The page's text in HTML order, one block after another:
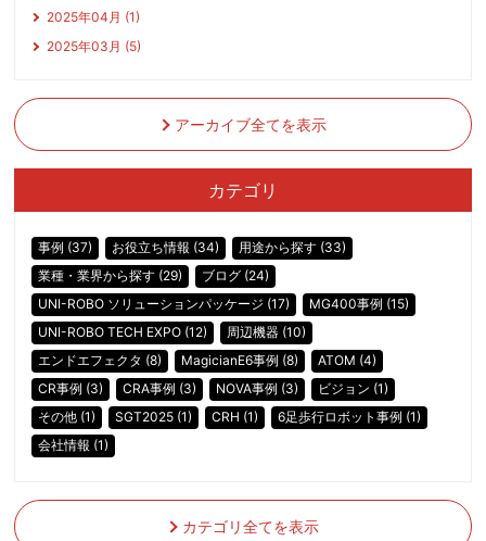
2025年04月 (1)
2025年03月 (5)
アーカイブ全てを表示
カテゴリ
事例 (37) お役立ち情報 (34)
用途から探す (33)
業種・業界から探す (29)
ブログ (24)
UNI-ROBO ソリューションパッケージ (17)
MG400事例 (15)
UNI-ROBO TECH EXPO (12)
周辺機器 (10)
エンドエフェクタ (8)
MagicianE6事例 (8)
ATOM (4)
CR事例 (3)
CRA事例 (3) NOVA事例 (3)
ビジョン (1)
その他 (1)
SGT2025 (1) CRH (1)
6足歩行ロボット事例 (1)
会社情報 (1)
カテゴリ全てを表示